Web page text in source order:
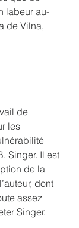
labeur au-
de Vilna,
de
les
Singer. Il est
de la
dont
assez
Singer.